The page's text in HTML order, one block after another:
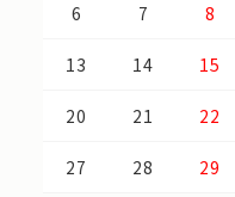
6 7 8
13 14 15
20 21 22
27 28 29